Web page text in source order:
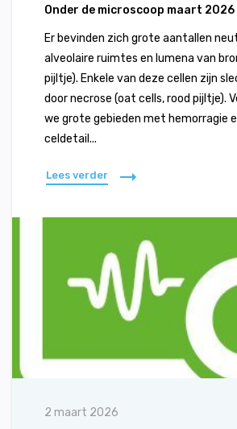
Onder de microscoop maart 2026
Er bevinden zich grote aantallen
alveolaire ruimtes en lumena van
pijltje). Enkele van deze cellen zijn
door necrose (oat cells, rood pijltje).
we grote gebieden met hemorragie
celdetail...
Lees verder
2 maart 2026